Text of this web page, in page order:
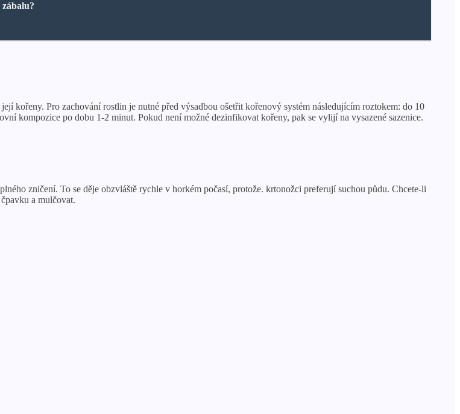
kořeny. Pro zachování rostlin je nutné před výsadbou ošetřit kořenový systém následujícím roztokem: do 10
kompozice po dobu 1-2 minut. Pokud není možné dezinfikovat kořeny, pak se vylijí na vysazené sazenice.
zničení. To se děje obzvláště rychle v horkém počasí, protože. krtonožci preferují suchou půdu. Chcete-li
a mulčovat.